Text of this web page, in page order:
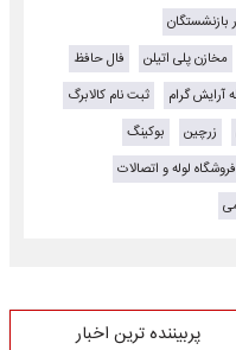
بازنشستگان
مخازن پلی اتیلن
فال حافظ
آرایش گرام
ثبت نام کالابرگ
زرچین
بوکینگ
فروشگاه لوله و اتصالات
پربیننده ترین اخبار